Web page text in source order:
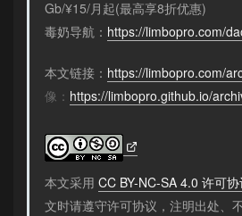
Gb/¥15/月起(最高享8折优惠)
毒奶导航： https://limbopro.com/
本文链接： https://limbopro.com/
像： https://limbopro.github.io/
本文采用 CC BY-NC-SA 4.0 许可协
文时请遵守许可协议，注明出处、